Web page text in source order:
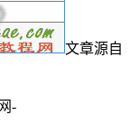
文章源自
-